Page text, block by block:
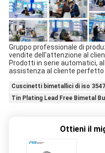
Gruppo professionale di
vendite dell'attenzione al
Prodotti in serie automatici,
assistenza al cliente perfetto
Cuscinetti bimetallici di iso 3547
Tin Plating Lead Free Bimetal
Ottieni il